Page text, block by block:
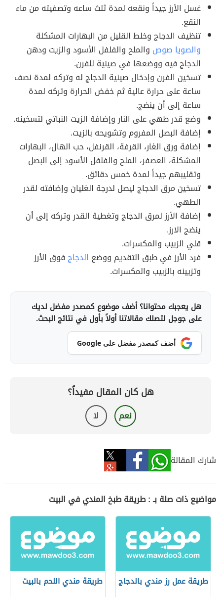
غسل الأرز جيداً ونقعه لمدة ثلث ساعه وتصفيته من ماء
النقع.
تنظيف الدجاج وخلط القليل من البهارات المشكلة
والصويا صوص والملح والفلفل الأسود والزيت ودهن
الدجاج فيه ووضعها في صينية للفرن.
تسخين الفرن وإدخال صينية الدجاج له وتركه لمدة نصف
ساعة على حرارة عالية ثم خفض الحرارة وتركه لمدة
ساعة إلى أن ينضج.
وضع قدر طهي على النار وإضافة الزيت النباتي لتسخينه.
إضافة البصل المفروم وتشويحه بالزيت.
إضافة ورق الغار، القرفة، القرنفل، حب الهال، البهارات
المشكلة، العصفر، الملح والفلفل الأسود إلى البصل
وتقليبهم جيداً لمدة خمس دقائق.
تسخين مرق الدجاج ليصل لدرجة الغليان وإضافته لقدر
الطهي.
إضافة الأرز لمرق الدجاج وتغطية القدر وتركه إلى أن
ينضج الارز.
قلي الزبيب والمكسرات.
فرد الأرز في طبق التقديم ووضع الدجاجفوق الأرز
وتزيينه بالزبيب والمكسرات.
هل يعجبك محتوانا؟ أضف موضوع كمصدر مفضل لديك
على جوجل لتصلك مقالاتنا أولاً بأول في نتائج البحث.
أضف كمصدر مفضل على Google
هل كان المقال مفيداً؟
نعم لا
شارك المقالة
مواضيع ذات صلة بـ : طريقة طبخ المندي في البيت
طريقة عمل رز مندي بالدجاج طريقة مندي اللحم بالبيت